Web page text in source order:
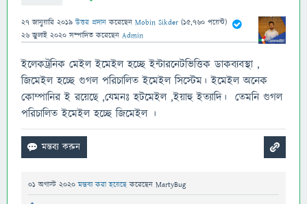
27 জানুয়ারি 2019 উত্তর প্রদান করেছেন Mobin Sikder (15,760 পয়েন্ট)
26 জুলাই 2020 সম্পাদিত করেছেন Admin
ইলেকট্রনিক মেইল ইমেইল হচ্ছে ইন্টারনেটভিত্তিক ডাকব্যবস্থা ,
জিমেইল হচ্ছে গুগল পরিচালিত ইমেইল সিস্টেম। ইমেইল অনেক
কোম্পানির ই রয়েছে ,যেমনঃ হটমেইল ,ইয়াহু ইত্যাদি। তেমনি গুগল
পরিচালিত ইমেইল হচ্ছে জিমেইল ।
01 অগাস্ট 2020 মন্তব্য করা হয়েছেকরেছেন MartyBug